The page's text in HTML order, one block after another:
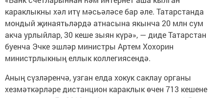
караклыкны хәл итү мәсьәләсе бар әле. Татарстанда
мондый җинаятьләрдә атнасына якынча 20 млн сум
акча урлыйлар, 30 кеше зыян күрә», — диде Татарстан
буенча Эчке эшләр министры Артем Хохорин
министрлыкның еллык коллегиясендә.
Аның сүзләренчә, узган елда хокук саклау органы
хезмәткәрләре дистанцион караклык өчен 713 кешене